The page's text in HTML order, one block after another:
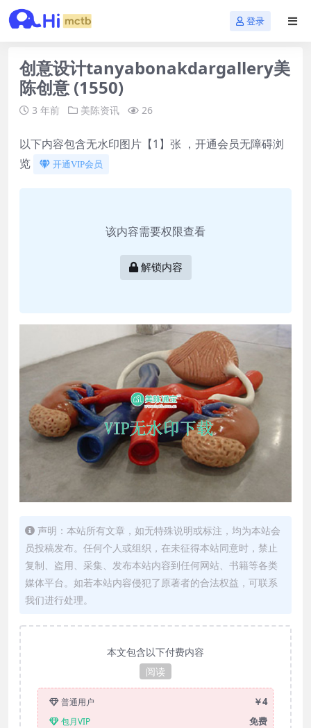
登录
创意设计tanyabonakdargallery美
陈创意 (1550)
3 年前 美陈资讯 26
以下内容包含无水印图片【1】张 ，开通会员无障碍浏
览
开通VIP会员
该内容需要权限查看
解锁内容
声明：本站所有文章，如无特殊说明或标注，均为本站会
员投稿发布。任何个人或组织，在未征得本站同意时，禁止
复制、盗用、采集、发布本站内容到任何网站、书籍等各类
媒体平台。如若本站内容侵犯了原著者的合法权益，可联系
我们进行处理。
本文包含以下付费内容
阅读
普通用户 ￥4
包月VIP 免费